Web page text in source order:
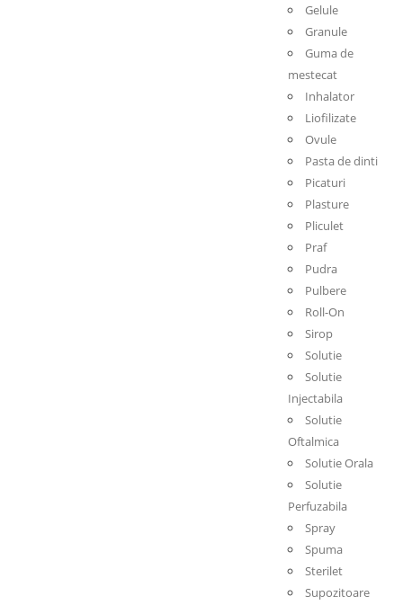
Gelule
Granule
Guma de
mestecat
Inhalator
Liofilizate
Ovule
Pasta de dinti
Picaturi
Plasture
Pliculet
Praf
Pudra
Pulbere
Roll-On
Sirop
Solutie
Solutie
Injectabila
Solutie
Oftalmica
Solutie Orala
Solutie
Perfuzabila
Spray
Spuma
Sterilet
Supozitoare